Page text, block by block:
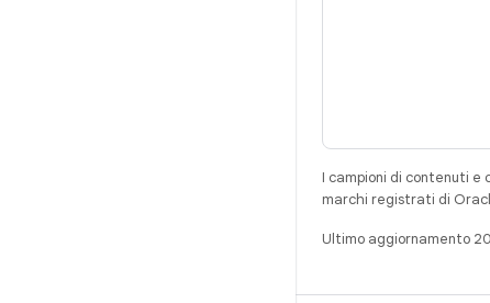
I campioni di contenuti e
marchi registrati di
Ultimo aggiornamento